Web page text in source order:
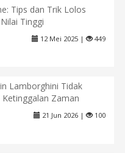
Tips dan Trik Lolos
Tinggi
12 Mei 2025 | 449
Lamborghini Tidak
Zaman
21 Jun 2026 | 100